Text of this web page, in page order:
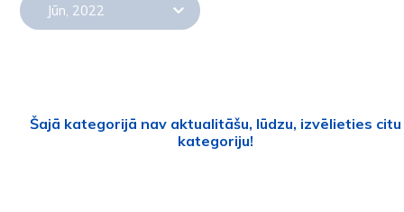
Jūn, 2022
Šajā kategorijā nav aktualitāšu, lūdzu, izvēlieties citu
kategoriju!